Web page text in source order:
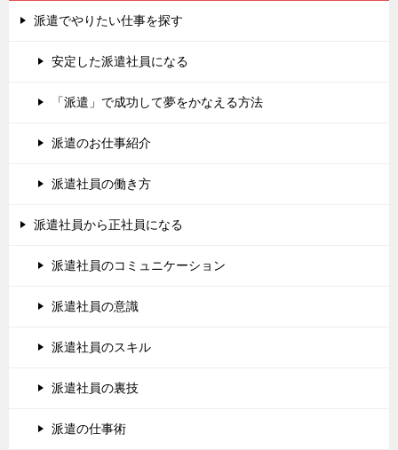
派遣でやりたい仕事を探す
安定した派遣社員になる
「派遣」で成功して夢をかなえる方法
派遣のお仕事紹介
派遣社員の働き方
派遣社員から正社員になる
派遣社員のコミュニケーション
派遣社員の意識
派遣社員のスキル
派遣社員の裏技
派遣の仕事術